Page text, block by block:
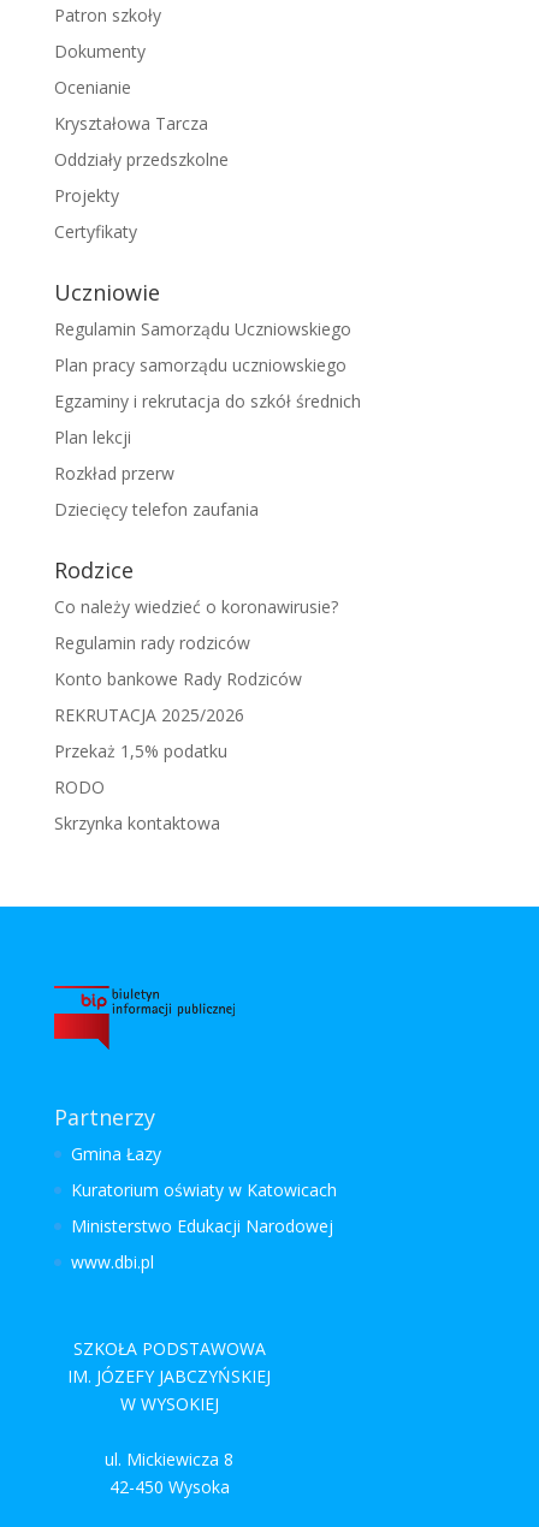
Patron szkoły
Dokumenty
Ocenianie
Kryształowa Tarcza
Oddziały przedszkolne
Projekty
Certyfikaty
Uczniowie
Regulamin Samorządu Uczniowskiego
Plan pracy samorządu uczniowskiego
Egzaminy i rekrutacja do szkół średnich
Plan lekcji
Rozkład przerw
Dziecięcy telefon zaufania
Rodzice
Co należy wiedzieć o koronawirusie?
Regulamin rady rodziców
Konto bankowe Rady Rodziców
REKRUTACJA 2025/2026
Przekaż 1,5% podatku
RODO
Skrzynka kontaktowa
Partnerzy
Gmina Łazy
Kuratorium oświaty w Katowicach
Ministerstwo Edukacji Narodowej
www.dbi.pl
SZKOŁA PODSTAWOWA
IM. JÓZEFY JABCZYŃSKIEJ
W WYSOKIEJ
ul. Mickiewicza 8
42-450 Wysoka